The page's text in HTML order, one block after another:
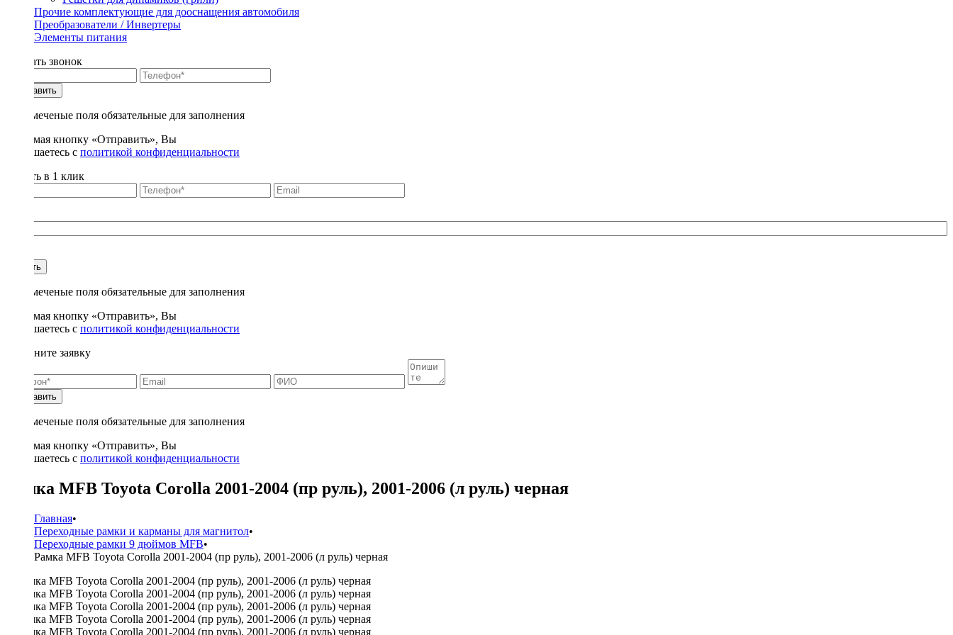
Прочие комплектующие для дооснащения автомобиля
Преобразователи / Инвертеры
Элементы питания
Заказать звонок
Отправить
* - отмеченые поля обязательные для заполнения
Нажимая кнопку «Отправить», Вы
соглашаетесь с политикой конфиденциальности
Купить в 1 клик
Купить
* - отмеченые поля обязательные для заполнения
Нажимая кнопку «Отправить», Вы
соглашаетесь с политикой конфиденциальности
Заполните заявку
Отправить
* - отмеченые поля обязательные для заполнения
Нажимая кнопку «Отправить», Вы
соглашаетесь с политикой конфиденциальности
Рамка MFB Toyota Corolla 2001-2004 (пр руль), 2001-2006 (л руль) черная
Главная•
Переходные рамки и карманы для магнитол•
Переходные рамки 9 дюймов MFB•
Рамка MFB Toyota Corolla 2001-2004 (пр руль), 2001-2006 (л руль) черная